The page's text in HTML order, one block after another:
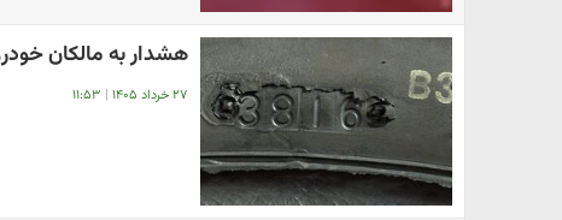
هشدار به مالکان
۲۷ خرداد ۱۴۰۵ | ۱۱:۵۳